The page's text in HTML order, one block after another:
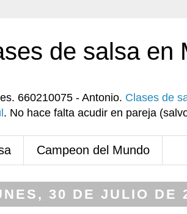
de salsa en
660210075 - Antonio. Clases de
. No hace falta acudir en pareja
Campeon del Mundo
30 DE JULIO DE